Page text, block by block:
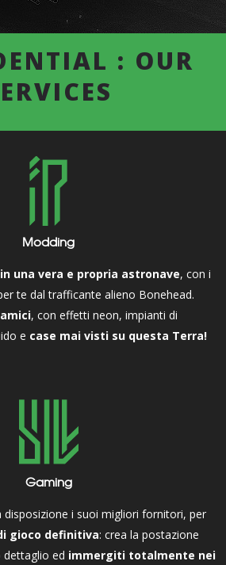
: OUR
Modding
una vera e propria astronave, con i
te dal trafficante alieno Bonehead.
, con effetti neon, impianti di
e case mai visti su questa Terra!
Gaming
i suoi migliori fornitori, per
gioco definitiva: crea la postazione
ed immergiti totalmente nei